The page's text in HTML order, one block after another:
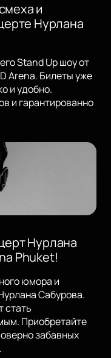
и
Нурлана
Stand Up шоу от
Arena. Билеты уже
и удобно.
и гарантированно
Нурлана
Phuket!
юмора и
Сабурова.
стать
Приобретайте
забавных